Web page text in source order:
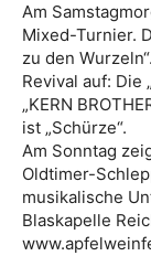
Am
Mixed-Turnier.
zu den
Revival auf: Die
„KERN
ist „Schürze“.
Am Sonntag
Oldtimer-
musikalische
Blaskapelle